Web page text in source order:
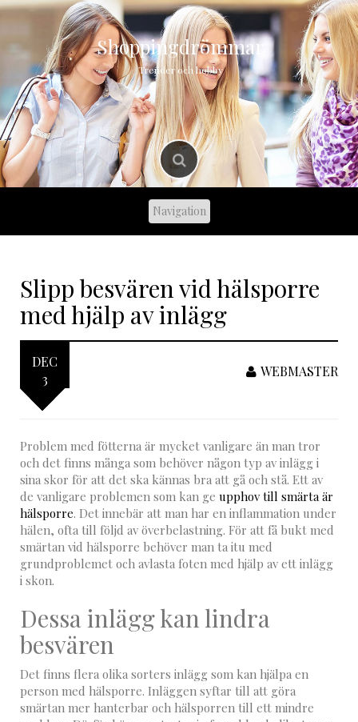
Skip
to
Shoppingdrömmar
Trender och hobby
Slipp besvären vid hälsporre
med hjälp av inlägg
DEC
3
WEBMASTER
Problem med fötterna är mycket vanligare än man tror
och det finns många som behöver någon typ av inlägg i
sina skor för att det ska kännas bra att gå och stå. Ett av
de vanligare problemen som kan ge upphov till smärta är
hälsporre. Det innebär att man har en inflammation under
hälen, ofta till följd av överbelastning. För att få bukt med
smärtan vid hälsporre behöver man ta itu med
grundproblemet och avlasta foten med hjälp av ett inlägg
i skon.
Dessa inlägg kan lindra
besvären
Det finns flera olika sorters inlägg som kan hjälpa en
person med hälsporre. Inläggen syftar till att göra
smärtan mer hanterbar och hälsporren till ett mindre